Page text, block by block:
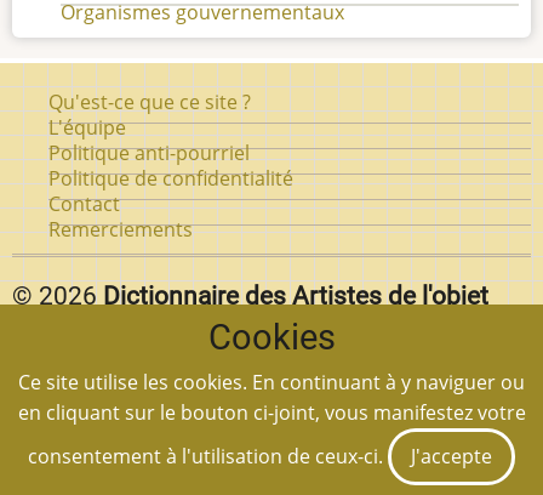
Organismes gouvernementaux
Pied
de
page
Qu'est-ce que ce site ?
L'équipe
Politique anti-pourriel
Politique de confidentialité
Contact
Remerciements
© 2026 Dictionnaire des Artistes de l'objet
Vous pouvez reproduire textuellement des pages de
notre siteen autant que vous citez la source et
mettez un lien à la page en question.
Cookies
Ce site utilise les cookies. En continuant à y naviguer ou
en cliquant sur le bouton ci-joint, vous manifestez votre
consentement à l'utilisation de ceux-ci.
J'accepte